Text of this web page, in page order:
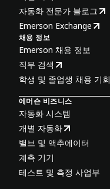
자동화 전문가 블로그
Emerson Exchange
채용 정보
Emerson 채용 정보
직무 검색
학생 및 졸업생 채용 기회
에머슨 비즈니스
자동화 시스템
개별 자동화
밸브 및 액추에이터
계측 기기
테스트 및 측정 사업부